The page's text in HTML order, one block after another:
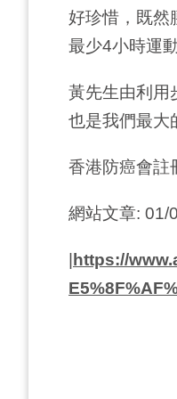
好珍惜，既然
最少4小時運
黃先生由利用
也是我們最大
香港防癌會註
網站文章: 01/
https://